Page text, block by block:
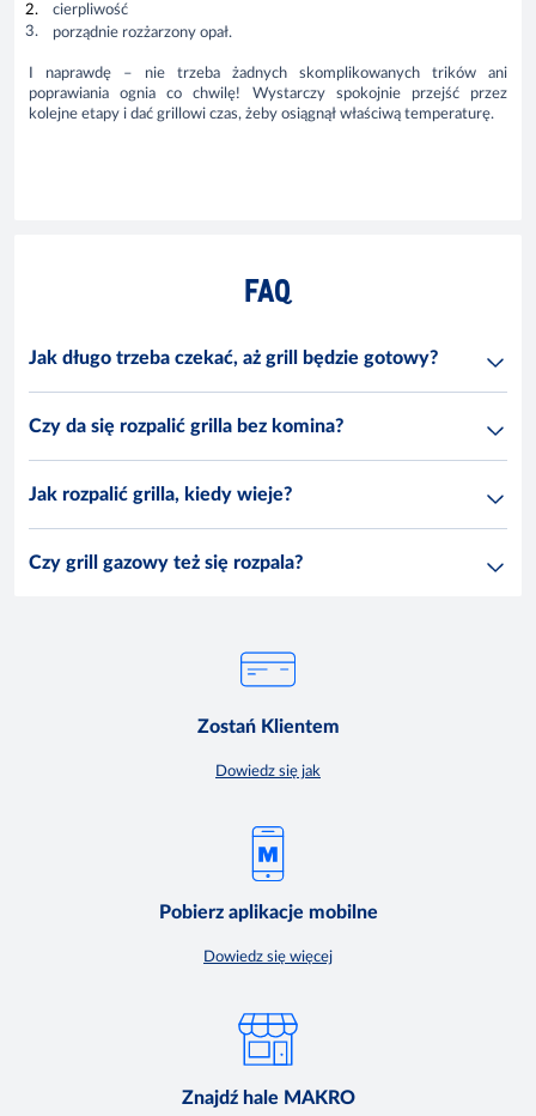
cierpliwość
porządnie rozżarzony opał.
I naprawdę – nie trzeba żadnych skomplikowanych trików ani
poprawiania ognia co chwilę! Wystarczy spokojnie przejść przez
kolejne etapy i dać grillowi czas, żeby osiągnął właściwą temperaturę.
FAQ
Jak długo trzeba czekać, aż grill będzie gotowy?
Czy da się rozpalić grilla bez komina?
Jak rozpalić grilla, kiedy wieje?
Czy grill gazowy też się rozpala?
Zostań Klientem
Dowiedz się jak
Pobierz aplikacje mobilne
Dowiedz się więcej
Znajdź hale MAKRO